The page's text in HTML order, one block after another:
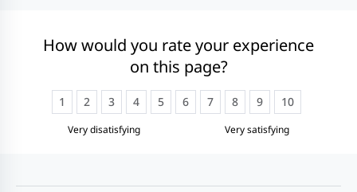
How would you rate your experience
on this page?
Very disatisfying
1 2 3 4 5 6 7 8 9 10
Very satisfying